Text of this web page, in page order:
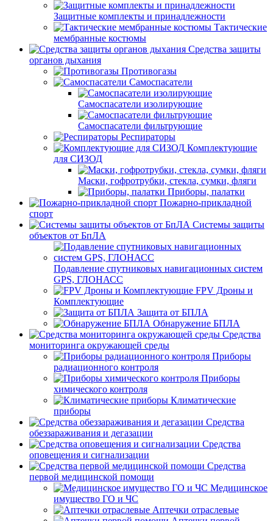
Защитные комплекты и принадлежности
Тактические
мембранные костюмы
Средства защиты
органов дыхания
Противогазы
Самоспасатели
Самоспасатели изолирующие
Самоспасатели фильтрующие
Респираторы
Комплектующие
для СИЗОД
Маски, гофротрубки, стекла, сумки, фляги
Приборы, палатки
Пожарно-прикладной
спорт
Системы защиты
объектов от БпЛА
Подавление спутниковых навигационных систем
GPS, ГЛОНАСС
FPV Дроны и
Комплектующие
Защита от БПЛА
Обнаружение БПЛА
Средства
мониторинга окружающей среды
Приборы
радиационного контроля
Приборы
химического контроля
Климатические
приборы
Средства
обеззараживания и дегазации
Средства
оповещения и сигнализации
Средства
первой медицинской помощи
Медицинское
имущество ГО и ЧС
Аптечки отраслевые